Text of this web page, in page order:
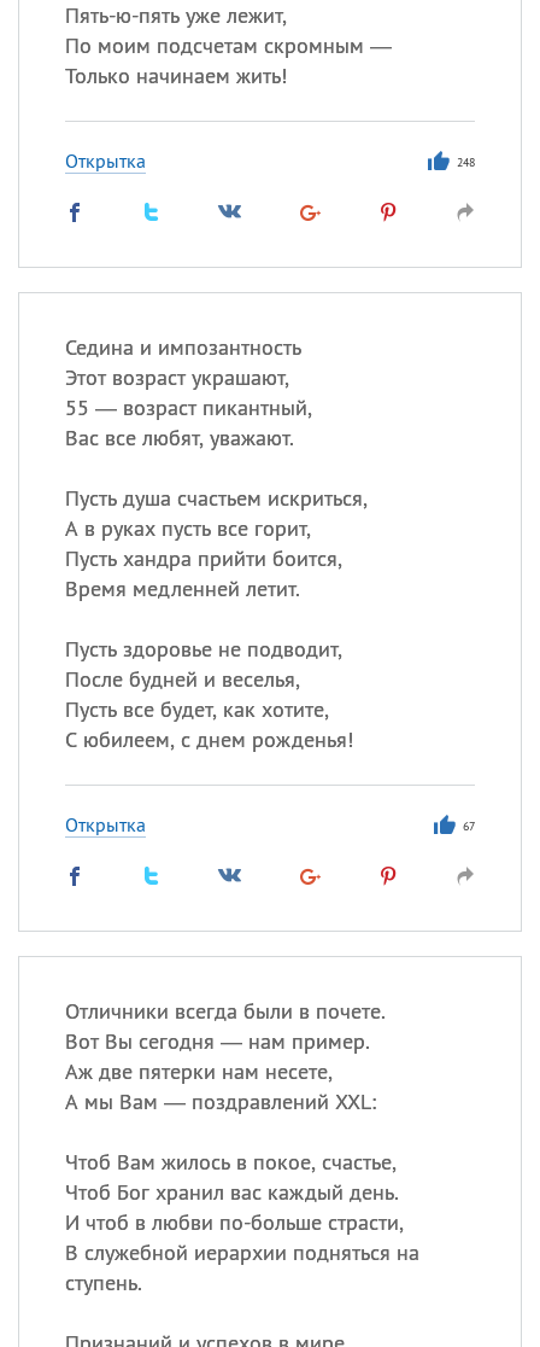
Пять-ю-пять уже лежит,
По моим подсчетам скромным —
Только начинаем жить!
Открытка 248
Седина и импозантность
Этот возраст украшают,
55 — возраст пикантный,
Вас все любят, уважают.
Пусть душа счастьем искриться,
А в руках пусть все горит,
Пусть хандра прийти боится,
Время медленней летит.
Пусть здоровье не подводит,
После будней и веселья,
Пусть все будет, как хотите,
С юбилеем, с днем рожденья!
Открытка 67
Отличники всегда были в почете.
Вот Вы сегодня — нам пример.
Аж две пятерки нам несете,
А мы Вам — поздравлений XXL:
Чтоб Вам жилось в покое, счастье,
Чтоб Бог хранил вас каждый день.
И чтоб в любви по-больше страсти,
В служебной иерархии подняться на
ступень.